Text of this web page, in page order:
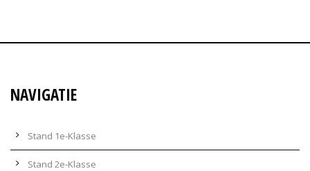
NAVIGATIE
Stand 1e-Klasse
Stand 2e-Klasse